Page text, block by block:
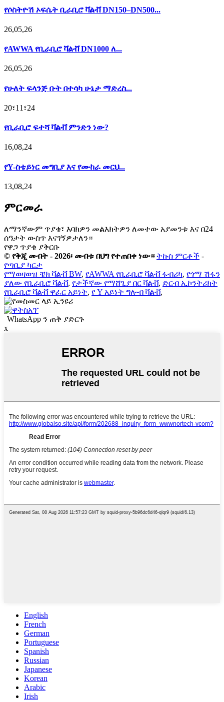
የሶስትዮሽ ኦፍሴት ቢራቢሮ ቫልቭ DN150–DN500...
26,05,26
የAWWA የቢራቢሮ ቫልቭ DN1000 ለ...
26,05,26
የሁለት ፍላንጅ ቡት በተሳካ ሁኔታ ማድረስ...
20፣11፣24
የቢራቢሮ ፍተሻ ቫልቭ ምንድን ነው?
16,08,24
የY-ስቴይነር መግቢያ እና የሙከራ መርህ...
13,08,24
ምርመራ
ለማንኛውም ጥያቄ፣ እባክዎን መልእክትዎን ለመተው አያመንቱ እና በ24
ሰዓታት ውስጥ እናገኝዎታለን።
የዋጋ ጥያቄ ያቅርቡ
© የቅጂ መብት - 2026፡ መብቱ በህግ የተጠበቀ ነው። ትኩስ ምርቶች -
የጣቢያ ካርታ
የማወዛወዝ ቼክ ቫልቭ BW, የAWWA የቢራቢሮ ቫልቭ ፋብሪካ, የጎማ ሽፋን
ያለው የቢራቢሮ ቫልቭ, የታችኛው የማሸጊያ በር ቫልቭ, ድርብ ኢኮንትሪክት
የቢራቢሮ ቫልቭ ዋፈር አይነት, የ Y አይነት ግሎብ ቫልቭ,
WhatsApp ን ጠቅ ያድርጉ
x
English
French
German
Portuguese
Spanish
Russian
Japanese
Korean
Arabic
Irish